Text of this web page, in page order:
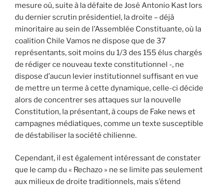
mesure où, suite à la défaite de José Antonio Kast lors
du dernier scrutin présidentiel, la droite – déjà
minoritaire au sein de l’Assemblée Constituante, où la
coalition Chile Vamos ne dispose que de 37
représentants, soit moins du 1/3 des 155 élus chargés
de rédiger ce nouveau texte constitutionnel -, ne
dispose d’aucun levier institutionnel suffisant en vue
de mettre un terme à cette dynamique, celle-ci décide
alors de concentrer ses attaques sur la nouvelle
Constitution, la présentant, à coups de Fake news et
campagnes médiatiques, comme un texte susceptible
de déstabiliser la société chilienne.
Cependant, il est également intéressant de constater
que le camp du « Rechazo » ne se limite pas seulement
aux milieux de droite traditionnels, mais s’étend